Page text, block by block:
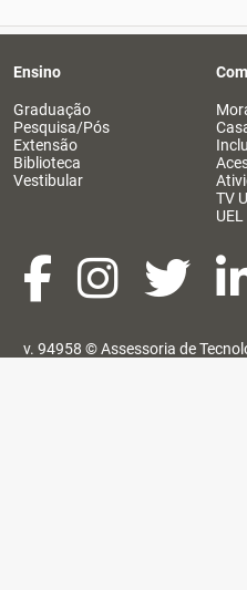
Ensino
Graduação
Pesquisa/Pós
Extensão
Biblioteca
Vestibular
TV
v. 94958 ©Assessoria de